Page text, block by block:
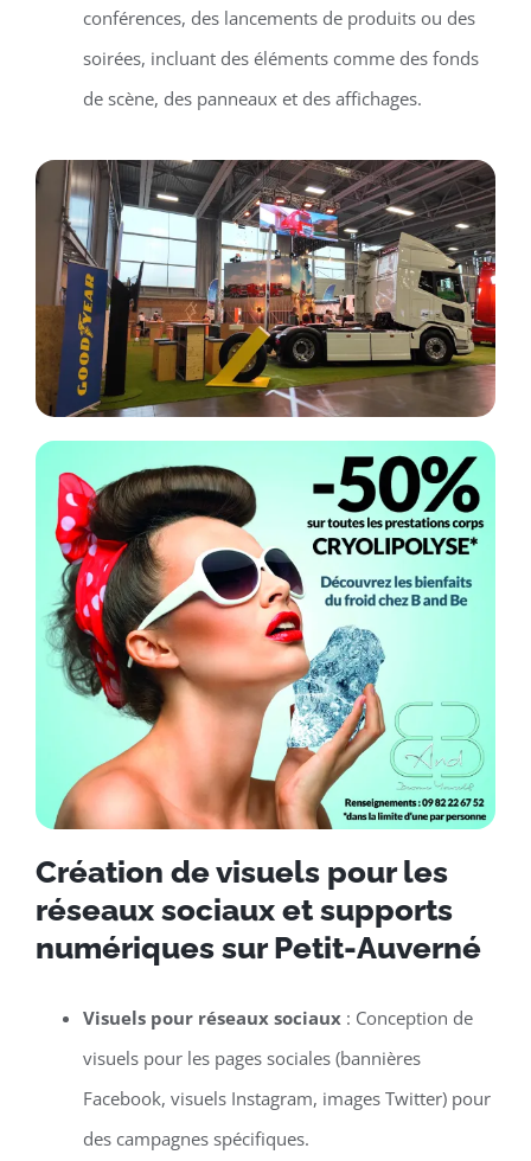
conférences, des lancements de produits ou des
soirées, incluant des éléments comme des fonds
de scène, des panneaux et des affichages.
Création de visuels pour les
réseaux sociaux et supports
numériques sur Petit-Auverné
Visuels pour réseaux sociaux: Conception de
visuels pour les pages sociales (bannières
Facebook, visuels Instagram, images Twitter) pour
des campagnes spécifiques.